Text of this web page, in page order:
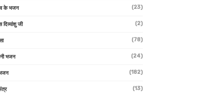
के भजन (23)
दिव्यांशु जी (2)
(78)
भजन (24)
(182)
(13)